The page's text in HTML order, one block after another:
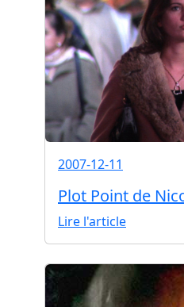
2007-12-11
Plot Point de
Lire l'article